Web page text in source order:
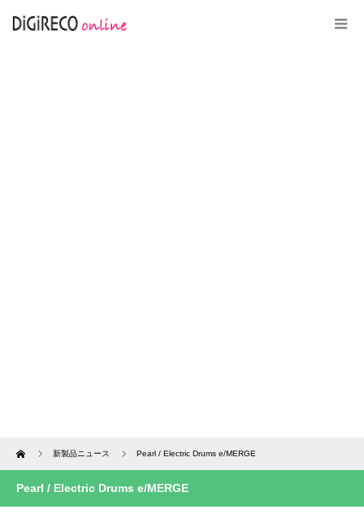
Home 新製品ニュース Pearl / Electric Drums e/MERGE
Pearl / Electric Drums e/MERGE